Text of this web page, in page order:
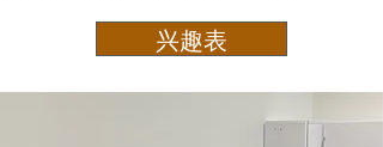
兴趣表